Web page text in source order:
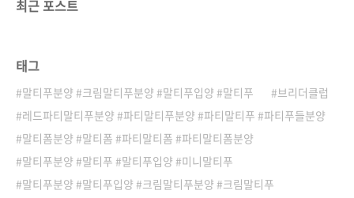
다리구 있어요 😊
최근 포스트
태그
말티푸분양 #크림말티푸분양 #말티푸입양 #말티푸
브리더클럽
레드파티말티푸분양 #파티말티푸분양 #파티말티푸 #파티푸들분양
말티폼분양 #말티폼 #파티말티폼 #파티말티폼분양
말티푸분양 #말티푸 #말티푸입양 #미니말티푸
말티푸분양 #말티푸입양 #크림말티푸분양 #크림말티푸